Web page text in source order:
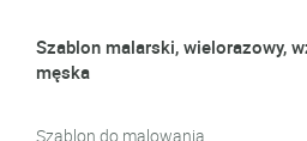
Szablon malarski, wielorazowy,
męska
Szablon do malowania